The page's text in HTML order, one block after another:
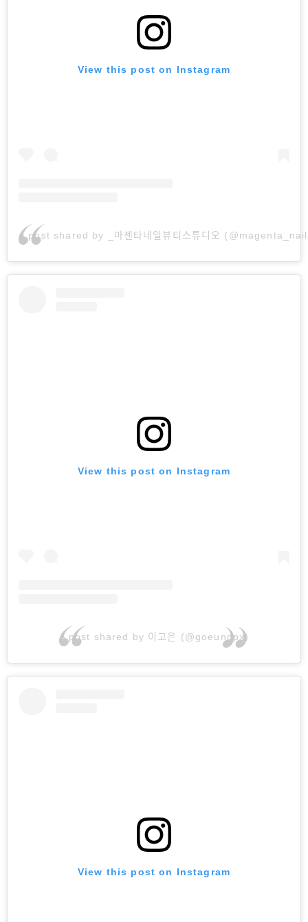
View this post on Instagram
A post shared by _마젠타네일뷰티스튜디오
View this post on Instagram
A post shared by 이고은 (@goeunqpx)
View this post on Instagram